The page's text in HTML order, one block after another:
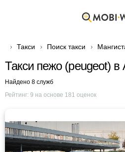
Такси Поиск такси
Такси пежо (peugeot) в
Найдено 8 служб
Рейтинг: 9 на основе 181 оценок